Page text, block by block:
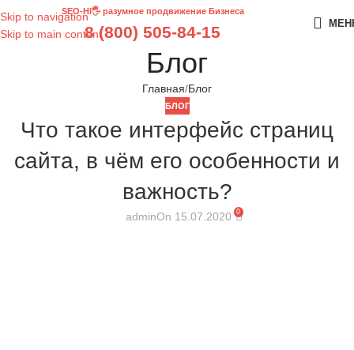
Skip to navigation
Skip to main content
SEO-HI🖐 разумное продвижение Бизнеса
8 (800) 505-84-15
Блог
Главная Блог
БЛОГ
Что такое интерфейс страниц
сайта, в чём его особенности и
важность?
adminOn 15.07.2020 0